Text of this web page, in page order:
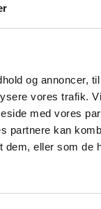
og annoncer,
vores trafik.
med vores
partnere kan
dem, eller som de
inden for